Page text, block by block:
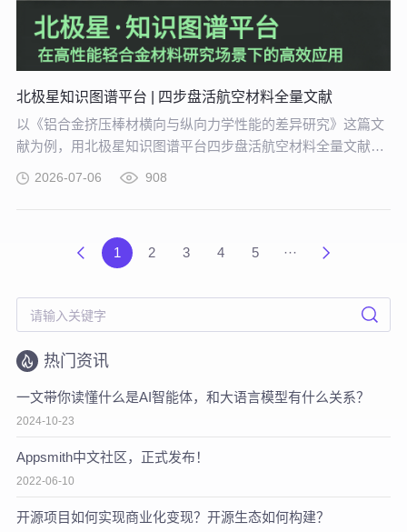
北极星知识图谱平台 | 四步盘活航空材料全量文献
以《铝合金挤压棒材横向与纵向力学性能的差异研究》这篇文
献为例，用北极星知识图谱平台四步盘活航空材料全量文献。
告别人工逐条标注、清洗的低效方式。
2026-07-06 908
1 2 3 4 5 ···
热门资讯
一文带你读懂什么是AI智能体，和大语言模型有什么关系？
2024-10-23
Appsmith中文社区，正式发布！
2022-06-10
开源项目如何实现商业化变现？开源生态如何构建？